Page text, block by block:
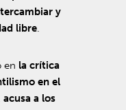
y
libre.
en la crítica
en el
acusa a los